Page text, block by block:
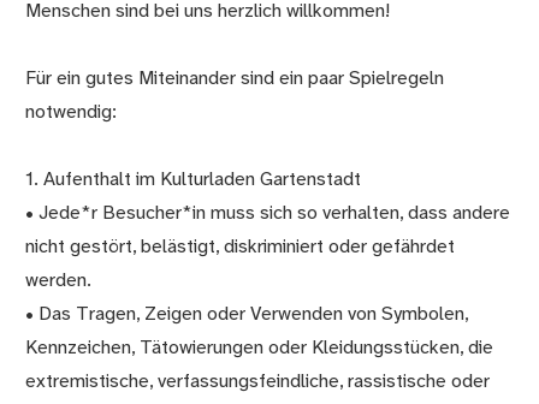
Menschen sind bei uns herzlich willkommen!
Für ein gutes Miteinander sind ein paar Spielregeln
notwendig:
1. Aufenthalt im Kulturladen Gartenstadt
• Jede*r Besucher*in muss sich so verhalten, dass andere
nicht gestört, belästigt, diskriminiert oder gefährdet
werden.
• Das Tragen, Zeigen oder Verwenden von Symbolen,
Kennzeichen, Tätowierungen oder Kleidungsstücken, die
extremistische, verfassungsfeindliche, rassistische oder